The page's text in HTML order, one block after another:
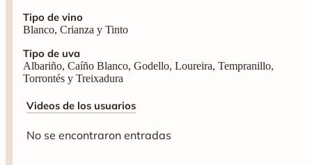
Tipo de vino
Blanco, Crianza y Tinto
Tipo de uva
Albariño, Caíño Blanco, Godello, Loureira, Tempranillo,
Torrontés y Treixadura
Videos de los usuarios
No se encontraron entradas